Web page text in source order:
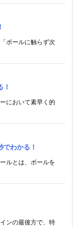
ボールに触らず次
！
において素早く的
でわかる！
ルとは、ボールを
ンの最後方で、特